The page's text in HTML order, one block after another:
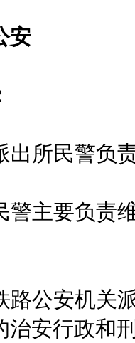
安
所民警负责
主要负责维
公安机关派
治安行政和